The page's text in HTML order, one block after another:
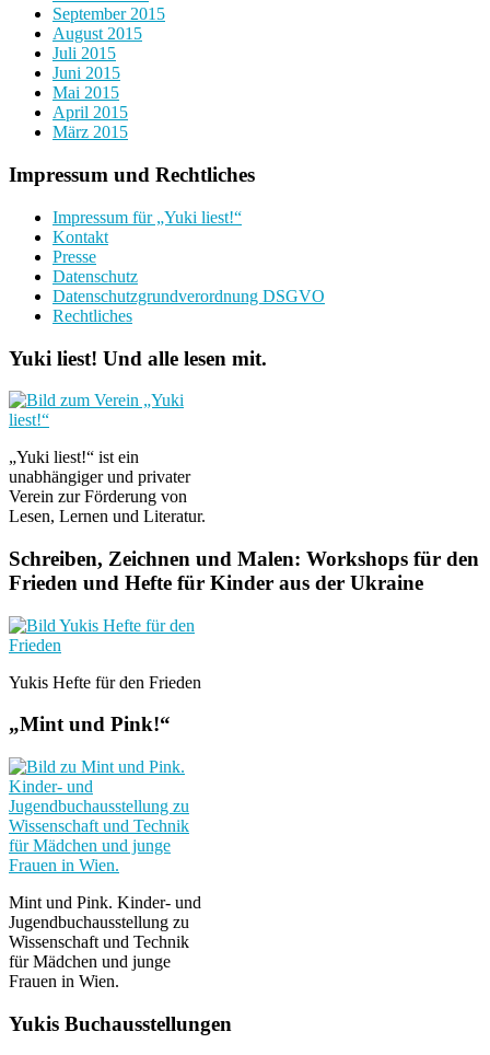
September 2015
August 2015
Juli 2015
Juni 2015
Mai 2015
April 2015
März 2015
Impressum und Rechtliches
Impressum für „Yuki liest!“
Kontakt
Presse
Datenschutz
Datenschutzgrundverordnung DSGVO
Rechtliches
Yuki liest! Und alle lesen mit.
„Yuki liest!“ ist ein
unabhängiger und privater
Verein zur Förderung von
Lesen, Lernen und Literatur.
Schreiben, Zeichnen und Malen: Workshops für den
Frieden und Hefte für Kinder aus der Ukraine
Yukis Hefte für den Frieden
„Mint und Pink!“
Mint und Pink. Kinder- und
Jugendbuchausstellung zu
Wissenschaft und Technik
für Mädchen und junge
Frauen in Wien.
Yukis Buchausstellungen